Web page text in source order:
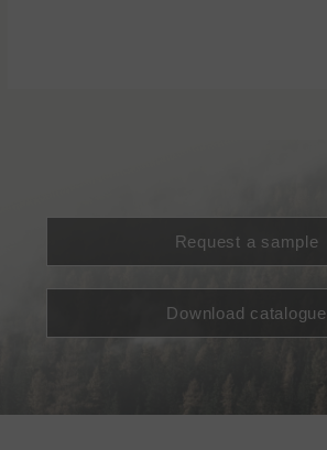
Request a sample
Download catalogue